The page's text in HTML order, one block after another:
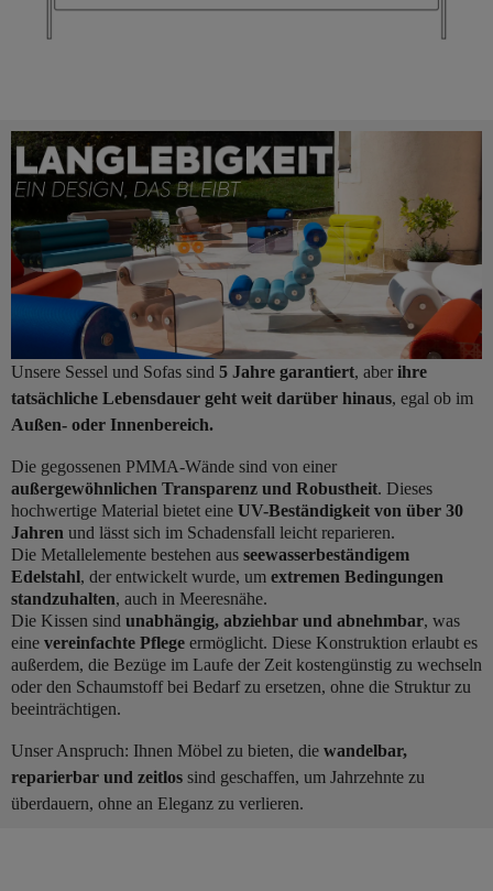
Unsere Sessel und Sofas sind 5 Jahre garantiert, aber ihre
tatsächliche Lebensdauer geht weit darüber hinaus, egal ob im
Außen- oder Innenbereich.
Die gegossenen PMMA-Wände sind von einer
außergewöhnlichen Transparenz und Robustheit. Dieses
hochwertige Material bietet eine UV-Beständigkeit von über 30
Jahren und lässt sich im Schadensfall leicht reparieren.
Die Metallelemente bestehen aus seewasserbeständigem
Edelstahl, der entwickelt wurde, um extremen Bedingungen
standzuhalten, auch in Meeresnähe.
Die Kissen sind unabhängig, abziehbar und abnehmbar, was
eine vereinfachte Pflege ermöglicht. Diese Konstruktion erlaubt es
außerdem, die Bezüge im Laufe der Zeit kostengünstig zu wechseln
oder den Schaumstoff bei Bedarf zu ersetzen, ohne die Struktur zu
beeinträchtigen.
Unser Anspruch: Ihnen Möbel zu bieten, die wandelbar,
reparierbar und zeitlos sind geschaffen, um Jahrzehnte zu
überdauern, ohne an Eleganz zu verlieren.